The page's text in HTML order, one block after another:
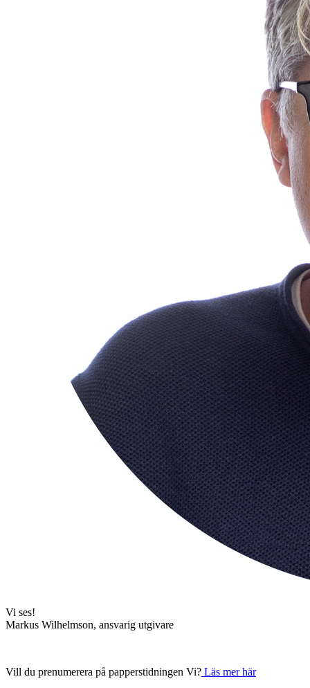
Vi ses!
Markus Wilhelmson, ansvarig utgivare
Vill du prenumerera på papperstidningen Vi? Läs mer här